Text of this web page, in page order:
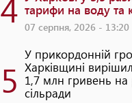
тарифи на воду та
07 серпня, 2026 - 13:20
5
У прикордонній
Харківщині
1,7 млн гривень
сільради